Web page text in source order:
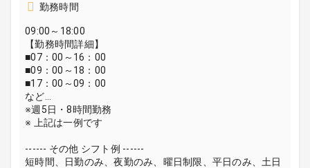
勤務時間
09:00～18:00
【勤務時間詳細】
■07：00～16：00
■09：00～18：00
■17：00～09：00
など…
※週5日・8時間勤務
※ 上記は一例です
------ その他 シフト例 ------
短時間、日勤のみ、夜勤のみ、曜日制限、平日のみ、土日